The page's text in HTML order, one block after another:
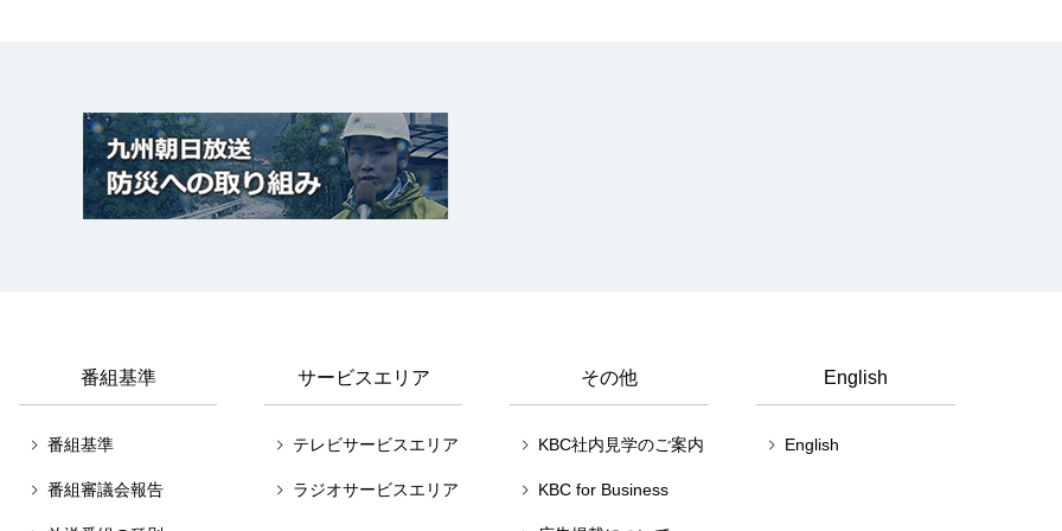
番組基準
番組基準
番組審議会報告
サービスエリア
テレビサービスエリア
ラジオサービスエリア
その他
KBC社内見学のご案内
KBC for Business
English
English